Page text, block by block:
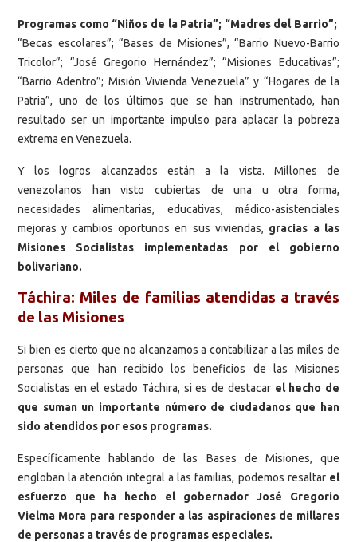
Programas como “Niños de la Patria”; “Madres del Barrio”;
“Becas escolares”; “Bases de Misiones”, “Barrio Nuevo-Barrio
Tricolor”; “José Gregorio Hernández”; “Misiones Educativas”;
“Barrio Adentro”; Misión Vivienda Venezuela” y “Hogares de la
Patria”, uno de los últimos que se han instrumentado, han
resultado ser un importante impulso para aplacar la pobreza
extrema en Venezuela.
Y los logros alcanzados están a la vista. Millones de
venezolanos han visto cubiertas de una u otra forma,
necesidades alimentarias, educativas, médico-asistenciales
mejoras y cambios oportunos en sus viviendas, gracias a las
Misiones Socialistas implementadas por el gobierno
bolivariano.
Táchira: Miles de familias atendidas a través
de las Misiones
Si bien es cierto que no alcanzamos a contabilizar a las miles de
personas que han recibido los beneficios de las Misiones
Socialistas en el estado Táchira, si es de destacar el hecho de
que suman un importante número de ciudadanos que han
sido atendidos por esos programas.
Específicamente hablando de las Bases de Misiones, que
engloban la atención integral a las familias, podemos resaltar el
esfuerzo que ha hecho el gobernador José Gregorio
Vielma Mora para responder a las aspiraciones de millares
de personas a través de programas especiales.